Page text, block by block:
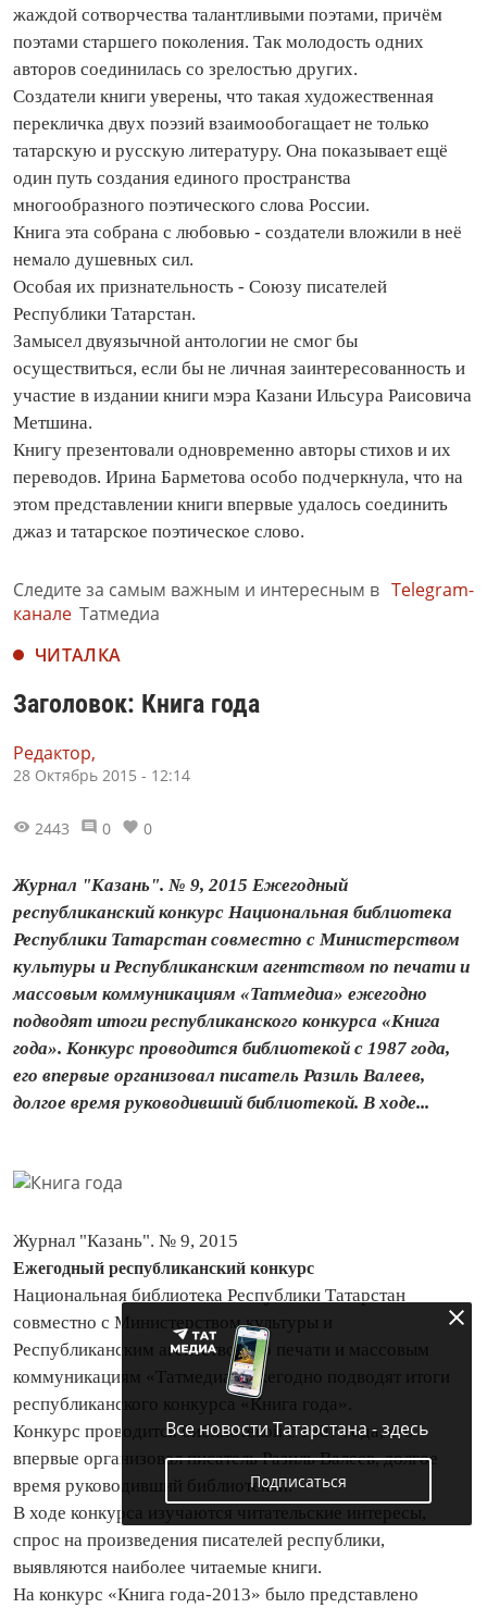
жаждой сотворчества талантливыми поэтами, причём
поэтами старшего поколения. Так молодость одних
авторов соединилась со зрелостью других.
Создатели книги уверены, что такая художественная
перекличка двух поэзий взаимообогащает не только
татарскую и русскую литературу. Она показывает ещё
один путь со­здания единого пространства
многообразного поэтического слова России.
Книга эта собрана с любовью - создатели вложили в неё
немало душевных сил.
Особая их признательность - Союзу писателей
Республики Татарстан.
Замысел двуязычной антологии не смог бы
осуществиться, если бы не личная заинтересованность и
участие в издании книги мэра Казани Ильсура Раисовича
Метшина.
Книгу презентовали одновременно авторы стихов и их
переводов. Ирина Барметова особо подчеркнула, что на
этом представлении книги впервые удалось соединить
джаз и татарское поэтическое слово.
Следите за самым важным и интересным в Telegram-
канале Татмедиа
ЧИТАЛКА
Заголовок: Книга года
Редактор,
28 Октябрь 2015 - 12:14
2443 0 0
Журнал "Казань". № 9, 2015 Ежегодный
республиканский конкурс Национальная библиотека
Республики Татарстан совместно с Министерством
культуры и Республиканским агентством по печати и
массовым коммуникациям «Татмедиа» ежегодно
подводят итоги республиканского конкурса «Книга
года». Конкурс проводится библиотекой с 1987 года,
его впервые организовал писатель Разиль Валеев,
долгое время руководивший библиотекой. В ходе...
Журнал "Казань". № 9, 2015
Ежегодный республиканский конкурс
Национальная библиотека Республики Татарстан
совместно с Министерством культуры и
Республиканским агентством по печати и массовым
коммуникациям «Татмедиа» ежегодно подводят итоги
республиканского конкурса «Книга года».
Конкурс проводится библиотекой с 1987 года, его
впервые организовал писатель Разиль Валеев, долгое
время руководивший библиотекой.
В ходе конкурса изучаются читательские интересы,
спрос на произведения писателей республики,
выявляются наиболее читаемые книги.
На конкурс «Книга года‑2013» было представлено
Все новости Татарстана - здесь
Подписаться